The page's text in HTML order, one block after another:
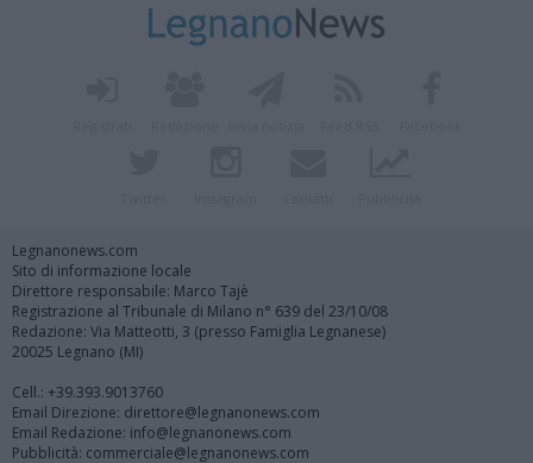
Legnanonews.com
Sito di informazione locale
Direttore responsabile: Marco Tajè
Registrazione al Tribunale di Milano n° 639 del 23/10/08
Redazione: Via Matteotti, 3 (presso Famiglia Legnanese)
20025 Legnano (MI)
Cell.: +39.393.9013760
Email Direzione: direttore@legnanonews.com
Email Redazione: info@legnanonews.com
Pubblicità: commerciale@legnanonews.com